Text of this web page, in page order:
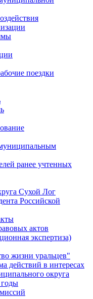
поездки
ранее учтенных
Сухой Лог
Российской
актов
экспертиза)
жизни уральцев"
действий в интересах
округа